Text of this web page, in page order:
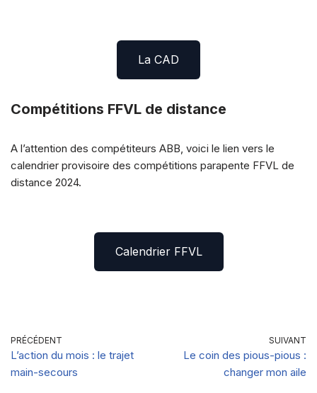
La CAD
Compétitions FFVL de distance
A l’attention des compétiteurs ABB, voici le lien vers le
calendrier provisoire des compétitions parapente FFVL de
distance 2024.
Calendrier FFVL
PRÉCÉDENT
L’action du mois : le trajet
main-secours
SUIVANT
Le coin des pious-pious :
changer mon aile